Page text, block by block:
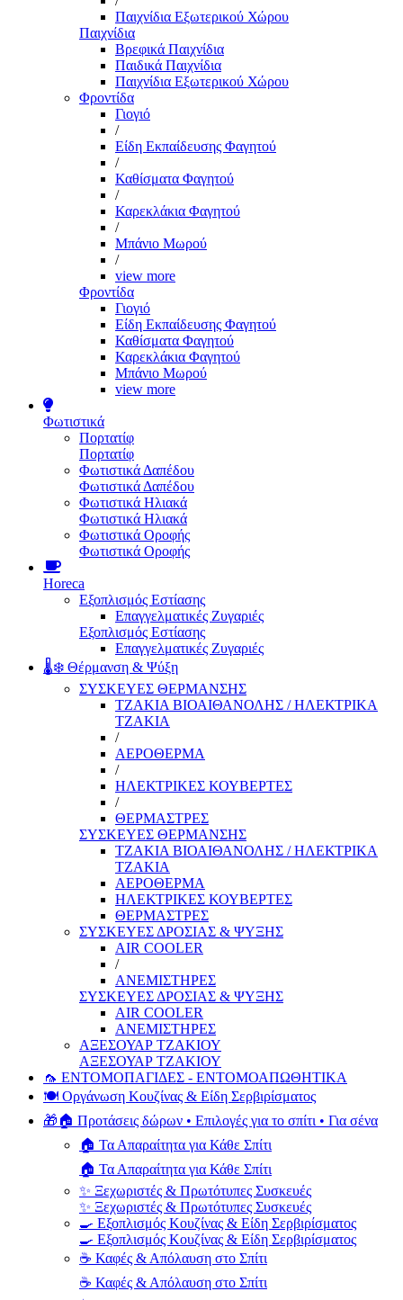
Παιχνίδια Εξωτερικού Χώρου
Παιχνίδια
Βρεφικά Παιχνίδια
Παιδικά Παιχνίδια
Παιχνίδια Εξωτερικού Χώρου
Φροντίδα
Γιογιό
/
Είδη Εκπαίδευσης Φαγητού
/
Καθίσματα Φαγητού
/
Καρεκλάκια Φαγητού
/
Μπάνιο Μωρού
/
view more
Φροντίδα
Γιογιό
Είδη Εκπαίδευσης Φαγητού
Καθίσματα Φαγητού
Καρεκλάκια Φαγητού
Μπάνιο Μωρού
view more
Φωτιστικά
Πορτατίφ
Πορτατίφ
Φωτιστικά Δαπέδου
Φωτιστικά Δαπέδου
Φωτιστικά Ηλιακά
Φωτιστικά Ηλιακά
Φωτιστικά Οροφής
Φωτιστικά Οροφής
Horeca
Εξοπλισμός Εστίασης
Επαγγελματικές Ζυγαριές
Εξοπλισμός Εστίασης
Επαγγελματικές Ζυγαριές
🌡️❄️ Θέρμανση & Ψύξη
ΣΥΣΚΕΥΕΣ ΘΕΡΜΑΝΣΗΣ
ΤΖΑΚΙΑ ΒΙΟΑΙΘΑΝΟΛΗΣ / ΗΛΕΚΤΡΙΚΑ
ΤΖΑΚΙΑ
/
ΑΕΡΟΘΕΡΜΑ
/
ΗΛΕΚΤΡΙΚΕΣ ΚΟΥΒΕΡΤΕΣ
/
ΘΕΡΜΑΣΤΡΕΣ
ΣΥΣΚΕΥΕΣ ΘΕΡΜΑΝΣΗΣ
ΤΖΑΚΙΑ ΒΙΟΑΙΘΑΝΟΛΗΣ / ΗΛΕΚΤΡΙΚΑ
ΤΖΑΚΙΑ
ΑΕΡΟΘΕΡΜΑ
ΗΛΕΚΤΡΙΚΕΣ ΚΟΥΒΕΡΤΕΣ
ΘΕΡΜΑΣΤΡΕΣ
ΣΥΣΚΕΥΕΣ ΔΡΟΣΙΑΣ & ΨΥΞΗΣ
AIR COOLER
/
ΑΝΕΜΙΣΤΗΡΕΣ
ΣΥΣΚΕΥΕΣ ΔΡΟΣΙΑΣ & ΨΥΞΗΣ
AIR COOLER
ΑΝΕΜΙΣΤΗΡΕΣ
ΑΞΕΣΟΥΑΡ ΤΖΑΚΙΟΥ
ΑΞΕΣΟΥΑΡ ΤΖΑΚΙΟΥ
🦟 ΕΝΤΟΜΟΠΑΓΙΔΕΣ - ΕΝΤΟΜΟΑΠΩΘΗΤΙΚΑ
🍽️ Οργάνωση Κουζίνας & Είδη Σερβιρίσματος
🎁🏠 Προτάσεις δώρων • Επιλογές για το σπίτι • Για σένα
🏠 Τα Απαραίτητα για Κάθε Σπίτι
🏠 Τα Απαραίτητα για Κάθε Σπίτι
✨ Ξεχωριστές & Πρωτότυπες Συσκευές
✨ Ξεχωριστές & Πρωτότυπες Συσκευές
🍳 Εξοπλισμός Κουζίνας & Είδη Σερβιρίσματος
🍳 Εξοπλισμός Κουζίνας & Είδη Σερβιρίσματος
☕ Καφές & Απόλαυση στο Σπίτι
☕ Καφές & Απόλαυση στο Σπίτι